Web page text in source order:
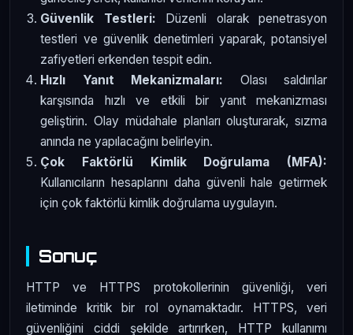
Güvenlik Testleri: Düzenli olarak penetrasyon
testleri ve güvenlik denetimleri yaparak, potansiyel
zafiyetleri erkenden tespit edin.
Hızlı Yanıt Mekanizmaları: Olası saldırılar
karşısında hızlı ve etkili bir yanıt mekanizması
geliştirin. Olay müdahale planları oluşturarak, sızma
anında ne yapılacağını belirleyin.
Çok Faktörlü Kimlik Doğrulama (MFA):
Kullanıcıların hesaplarını daha güvenli hale getirmek
için çok faktörlü kimlik doğrulama uygulayın.
Sonuç
HTTP ve HTTPS protokollerinin güvenliği, veri
iletiminde kritik bir rol oynamaktadır. HTTPS, veri
güvenliğini ciddi şekilde artırırken, HTTP kullanımı